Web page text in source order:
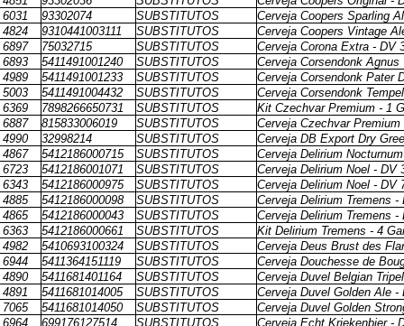
6031
93302074 SUBSTITUTOS
Cerveja Coopers Sparling
4824
9310441003111 SUBSTITUTOS
Cerveja Coopers Vintage
6897
75032715 SUBSTITUTOS
Cerveja Corona Extra - DV
6893
5411491001240 SUBSTITUTOS
Cerveja Corsendonk Agnus
4989
5411491001233 SUBSTITUTOS
Cerveja Corsendonk Pater
5003
5411491004432 SUBSTITUTOS
Cerveja Corsendonk
6369
7898266650731 SUBSTITUTOS
Kit Czechvar Premium - 1
6887
815833006019 SUBSTITUTOS
Cerveja Czechvar
4990
32998214 SUBSTITUTOS
Cerveja DB Export Dry
4867
5412186000715 SUBSTITUTOS
Cerveja Delirium
6723
5412186001071 SUBSTITUTOS
Cerveja Delirium Noel - DV
6343
5412186000975 SUBSTITUTOS
Cerveja Delirium Noel - DV
4885
5412186000098 SUBSTITUTOS
Cerveja Delirium Tremens -
4865
5412186000043 SUBSTITUTOS
Cerveja Delirium Tremens -
6363
5412186000661 SUBSTITUTOS
Kit Delirium Tremens - 4
4982
5410693100324 SUBSTITUTOS
Cerveja Deus Brust des
6944
5411364151119 SUBSTITUTOS
Cerveja Douchesse de
4890
5411681401164 SUBSTITUTOS
Cerveja Duvel Belgian
4891
5411681014005 SUBSTITUTOS
Cerveja Duvel Golden Ale -
7065
5411681014050 SUBSTITUTOS
Cerveja Duvel Golden
6964
699176127514 SUBSTITUTOS
Cerveja Echt Kriekenbier -